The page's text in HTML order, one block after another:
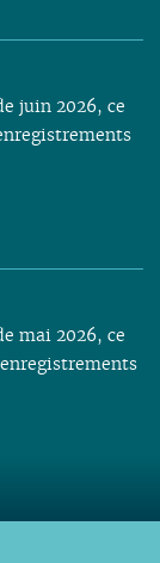
juin 2026, ce
mai 2026, ce